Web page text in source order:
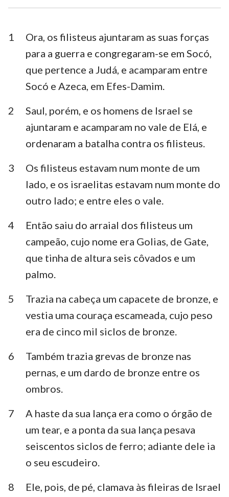
Esdras Neemias
Ester Jó
Salmos Provérbios
Eclesiastes
Lamentações Ezequiel
Daniel Oséias
Joel Amós
Obadias Jonas
Habacuque Sofonias
Ageu Zacarias
Malaquias
1
Ora, os filisteus ajuntaram as suas forças
para a guerra e congregaram-se em Socó,
que pertence a Judá, e acamparam entre
Socó e Azeca, em Efes-Damim.
2
Saul, porém, e os homens de Israel se
ajuntaram e acamparam no vale de Elá, e
ordenaram a batalha contra os filisteus.
3
Os filisteus estavam num monte de um
lado, e os israelitas estavam num monte do
outro lado; e entre eles o vale.
4
Então saiu do arraial dos filisteus um
campeão, cujo nome era Golias, de Gate,
que tinha de altura seis côvados e um
palmo.
5
Trazia na cabeça um capacete de bronze, e
vestia uma couraça escameada, cujo peso
era de cinco mil siclos de bronze.
6
Também trazia grevas de bronze nas
pernas, e um dardo de bronze entre os
ombros.
7
A haste da sua lança era como o órgão de
um tear, e a ponta da sua lança pesava
seiscentos siclos de ferro; adiante dele ia
o seu escudeiro.
8
Ele, pois, de pé, clamava às fileiras de Israel